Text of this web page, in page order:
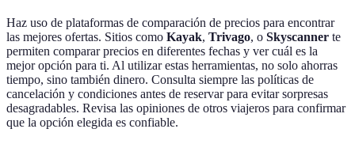
Haz uso de plataformas de comparación de precios para encontrar
las mejores ofertas. Sitios como Kayak, Trivago, o Skyscanner te
permiten comparar precios en diferentes fechas y ver cuál es la
mejor opción para ti. Al utilizar estas herramientas, no solo ahorras
tiempo, sino también dinero. Consulta siempre las políticas de
cancelación y condiciones antes de reservar para evitar sorpresas
desagradables. Revisa las opiniones de otros viajeros para confirmar
que la opción elegida es confiable.